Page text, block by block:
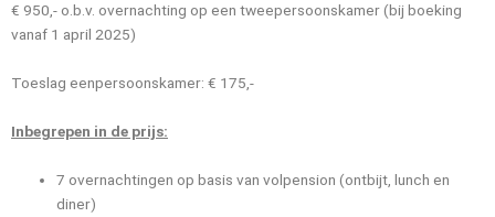
€ 950,- o.b.v. overnachting op een tweepersoonskamer (bij boeking
vanaf 1 april 2025)
Toeslag eenpersoonskamer: € 175,-
Inbegrepen in de prijs:
7 overnachtingen op basis van volpension (ontbijt, lunch en
diner)